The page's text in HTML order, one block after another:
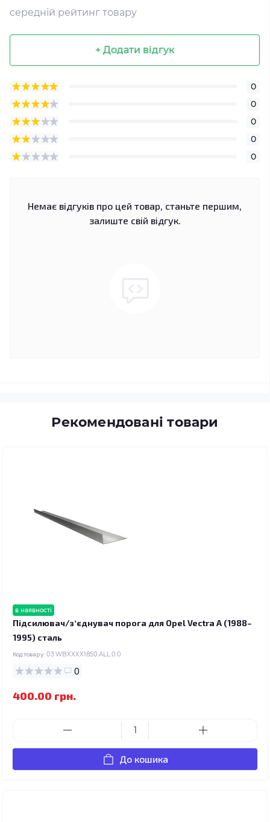
середній рейтинг товару
+ Додати відгук
0
0
0
0
0
Немає відгуків про цей товар, станьте першим,
залиште свій відгук.
Рекомендовані товари
в наявності
Підсилювач/зʼєднувач порога для Opel Vectra A (1988–
1995) сталь
Код товару: 03.WBXXXX1850.ALL.0.0
0
400.00 грн.
До кошика